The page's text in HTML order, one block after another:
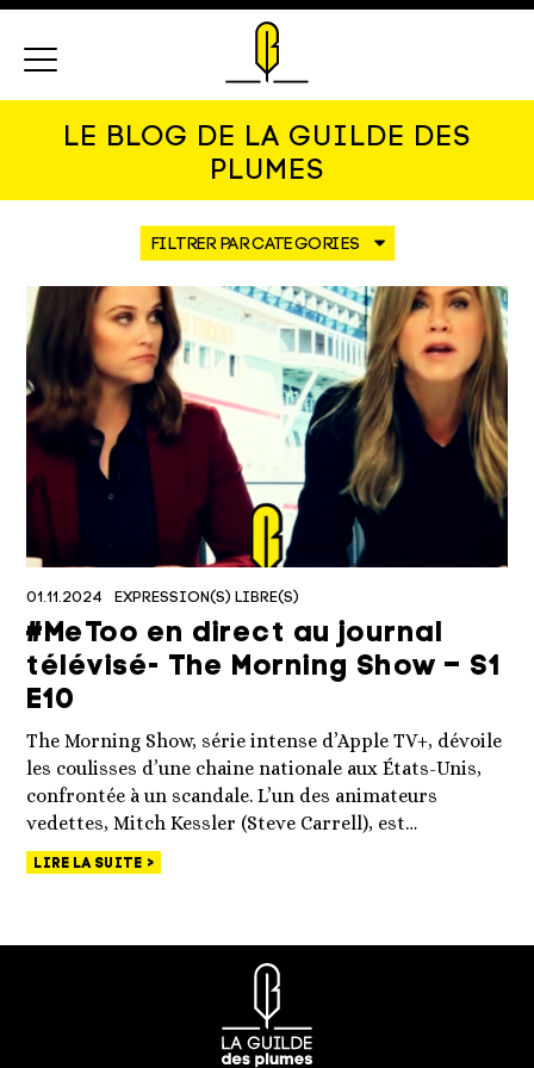
LE BLOG DE LA GUILDE DES
PLUMES
01.11.2024 EXPRESSION(S) LIBRE(S)
#MeToo en direct au journal
télévisé- The Morning Show – S1
E10
The Morning Show, série intense d’Apple TV+, dévoile
les coulisses d’une chaine nationale aux États-Unis,
confrontée à un scandale. L’un des animateurs
vedettes, Mitch Kessler (Steve Carrell), est…
LIRE LA SUITE